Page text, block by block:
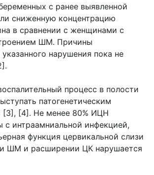
с ранее выявленной
сниженную концентрацию
в сравнении с женщинами с
ШМ. Причины
нарушения пока не
процесс в полости
патогенетическим
[4]. Не менее 80% ИЦН
с интраамниальной инфекцией,
функция цервикальной слизи
ШМ и расширении ЦК нарушается